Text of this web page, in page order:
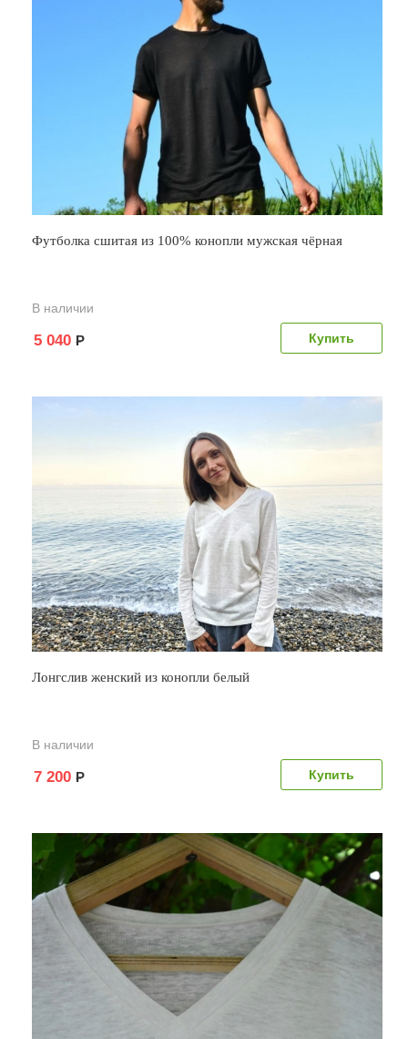
Футболка сшитая из 100% конопли мужская чёрная
В наличии
5 040 Р
Лонгслив женский из конопли белый
В наличии
7 200 Р